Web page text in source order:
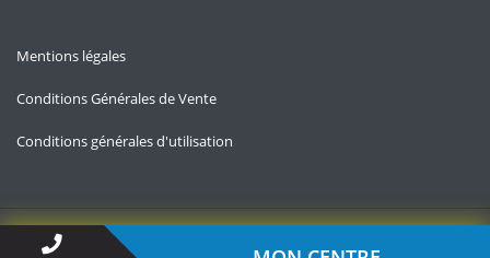
Mentions légales
Conditions Générales de Vente
Conditions générales d'utilisation
Copyright © 2026 — Contact-impots.fr